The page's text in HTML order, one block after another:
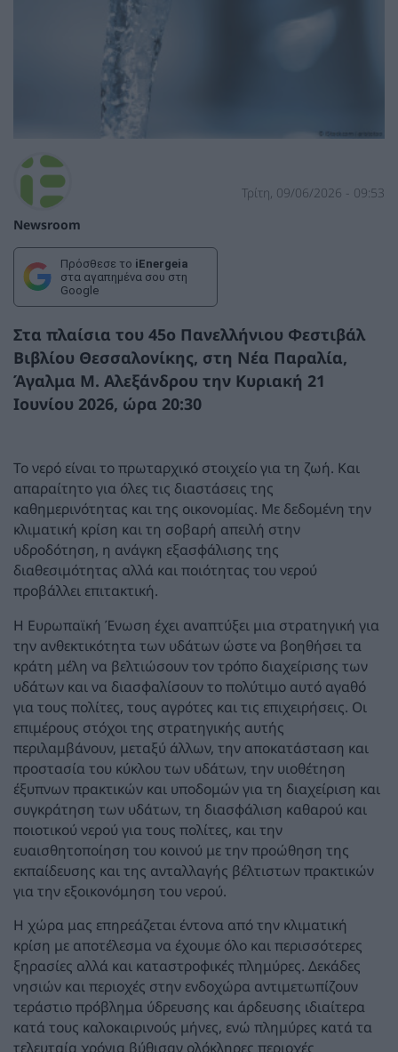
Newsroom
Τρίτη, 09/06/2026 - 09:53
Πρόσθεσε το iEnergeia
στα αγαπημένα σου στη
Google
Στα πλαίσια του 45ο Πανελλήνιου Φεστιβάλ
Βιβλίου Θεσσαλονίκης, στη Νέα Παραλία,
Άγαλμα Μ. Αλεξάνδρου την Κυριακή 21
Ιουνίου 2026, ώρα 20:30
Το νερό είναι το πρωταρχικό στοιχείο για τη ζωή. Και
απαραίτητο για όλες τις διαστάσεις της
καθημερινότητας και της οικονομίας. Με δεδομένη την
κλιματική κρίση και τη σοβαρή απειλή στην
υδροδότηση, η ανάγκη εξασφάλισης της
διαθεσιμότητας αλλά και ποιότητας του νερού
προβάλλει επιτακτική.
Η Ευρωπαϊκή Ένωση έχει αναπτύξει μια στρατηγική για
την ανθεκτικότητα των υδάτων ώστε να βοηθήσει τα
κράτη μέλη να βελτιώσουν τον τρόπο διαχείρισης των
υδάτων και να διασφαλίσουν το πολύτιμο αυτό αγαθό
για τους πολίτες, τους αγρότες και τις επιχειρήσεις. Οι
επιμέρους στόχοι της στρατηγικής αυτής
περιλαμβάνουν, μεταξύ άλλων, την αποκατάσταση και
προστασία του κύκλου των υδάτων, την υιοθέτηση
έξυπνων πρακτικών και υποδομών για τη διαχείριση και
συγκράτηση των υδάτων, τη διασφάλιση καθαρού και
ποιοτικού νερού για τους πολίτες, και την
ευαισθητοποίηση του κοινού με την προώθηση της
εκπαίδευσης και της ανταλλαγής βέλτιστων πρακτικών
για την εξοικονόμηση του νερού.
Η χώρα μας επηρεάζεται έντονα από την κλιματική
κρίση με αποτέλεσμα να έχουμε όλο και περισσότερες
ξηρασίες αλλά και καταστροφικές πλημύρες. Δεκάδες
νησιών και περιοχές στην ενδοχώρα αντιμετωπίζουν
τεράστιο πρόβλημα ύδρευσης και άρδευσης ιδιαίτερα
κατά τους καλοκαιρινούς μήνες, ενώ πλημύρες κατά τα
τελευταία χρόνια βύθισαν ολόκληρες περιοχές